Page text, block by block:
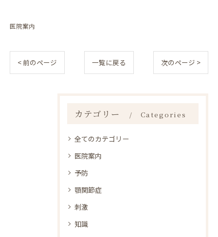
医院案内
< 前のページ 一覧に戻る 次のページ >
カテゴリー Categories
全てのカテゴリー
医院案内
予防
顎関節症
刺激
知識